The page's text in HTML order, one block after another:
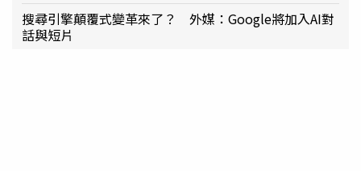
搜尋引擎顛覆式變革來了？ 外媒：Google將加入AI對
話與短片